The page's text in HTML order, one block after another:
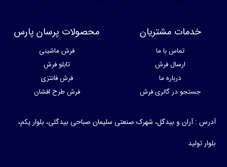
مشتریان
در گالری فرش
محصولات پرسان پارس
فرش طرح افشان
و بیدگل، شهرک صنعتی سلیمان صباحی بیدگلی، بلوار یکم،